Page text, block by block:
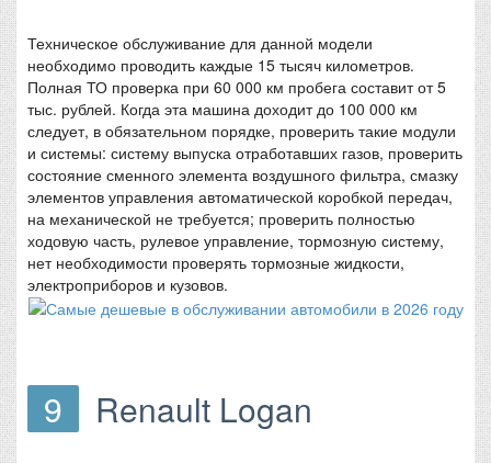
Техническое обслуживание для данной модели
необходимо проводить каждые 15 тысяч километров.
Полная ТО проверка при 60 000 км пробега составит от 5
тыс. рублей. Когда эта машина доходит до 100 000 км
следует, в обязательном порядке, проверить такие модули
и системы: систему выпуска отработавших газов, проверить
состояние сменного элемента воздушного фильтра, смазку
элементов управления автоматической коробкой передач,
на механической не требуется; проверить полностью
ходовую часть, рулевое управление, тормозную систему,
нет необходимости проверять тормозные жидкости,
электроприборов и кузовов.
9 Renault Logan